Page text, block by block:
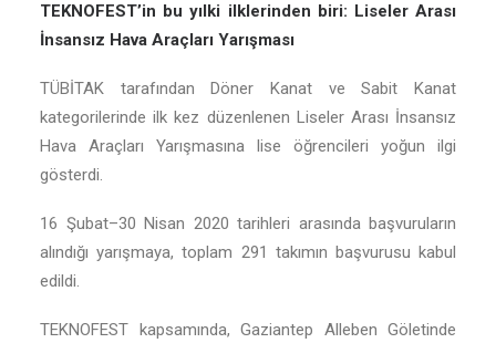
TEKNOFEST’in bu yılki ilklerinden biri: Liseler Arası
İnsansız Hava Araçları Yarışması
TÜBİTAK tarafından Döner Kanat ve Sabit Kanat
kategorilerinde ilk kez düzenlenen Liseler Arası İnsansız
Hava Araçları Yarışmasına lise öğrencileri yoğun ilgi
gösterdi.
16 Şubat–30 Nisan 2020 tarihleri arasında başvuruların
alındığı yarışmaya, toplam 291 takımın başvurusu kabul
edildi.
TEKNOFEST kapsamında, Gaziantep Alleben Göletinde